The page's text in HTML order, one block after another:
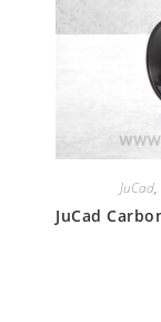
JuCad,
JuCad